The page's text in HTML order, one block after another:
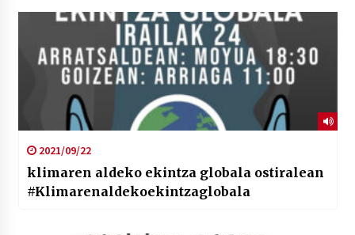
2021/09/22
klimaren aldeko ekintza globala ostiralean
#Klimarenaldekoekintzaglobala